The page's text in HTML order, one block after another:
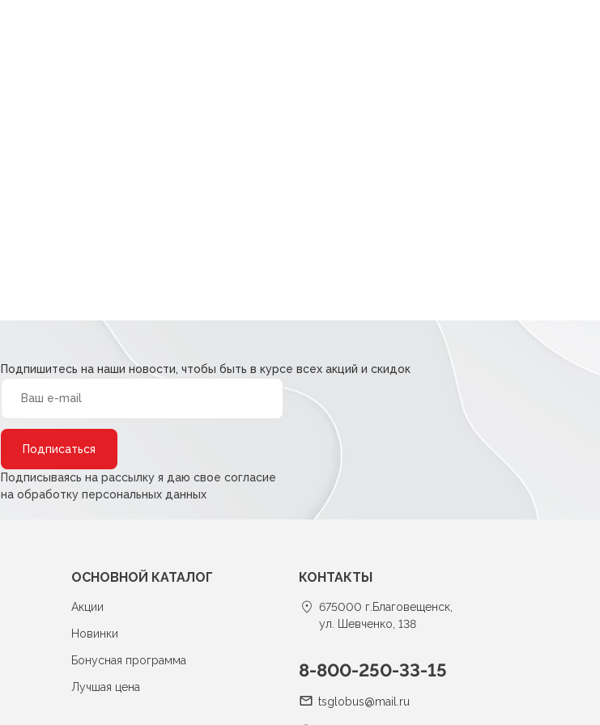
Подпишитесь на наши новости, чтобы быть в курсе всех акций и скидок
Подписываясь на рассылку я даю свое согласие
на обработку персональных данных
ОСНОВНОЙ КАТАЛОГ
Акции
Новинки
Бонусная программа
Лучшая цена
КОНТАКТЫ
675000 г.Благовещенск,
ул. Шевченко, 138
8-800-250-33-15
tsglobus@mail.ru